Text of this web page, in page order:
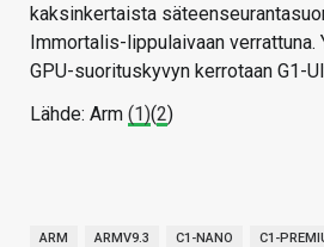
kaksinkertaista
Immortalis-lippulaivaan
GPU-suorituskyvyn kerrotaan G1-
Lähde: Arm (1)(2)
ARM ARMV9.3 C1-NANO C1-